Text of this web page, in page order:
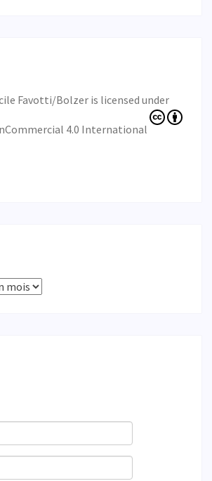
Favotti/Bolzer is licensed under
4.0 International